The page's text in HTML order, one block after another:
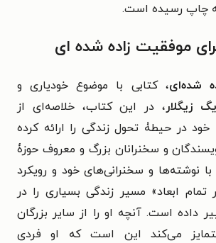
چاپ رسیده است.
موفقیت زاده شده ای
شده‌ای، کتابی با موضوع خودیاری و
زیگلار، در این کتاب، خلاصه‌ای از
۴۰ سالۀ خود در حیطۀ تحول زندگی را ارائه کرده
و سخنرانان بزرگ و معروف حوزۀ
نوشته‌ها و سخنرانی‌های خود و رویکرد
تمام ابعاد» مسیر زندگی بسیاری را در
داده است. آنچه او را از سایر بزرگان
می‌کند این است که او فردی